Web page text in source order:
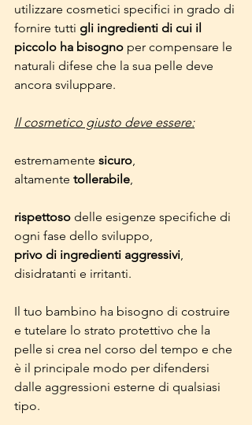
utilizzare cosmetici specifici in grado di
fornire tutti gli ingredienti di cui il
piccolo ha bisogno per compensare le
naturali difese che la sua pelle deve
ancora sviluppare.
Il cosmetico giusto deve essere:
estremamente sicuro,
altamente tollerabile,
rispettoso delle esigenze specifiche di
ogni fase dello sviluppo,
privo di ingredienti aggressivi,
disidratanti e irritanti.
Il tuo bambino ha bisogno di costruire
e tutelare lo strato protettivo che la
pelle si crea nel corso del tempo e che
è il principale modo per difendersi
dalle aggressioni esterne di qualsiasi
tipo.